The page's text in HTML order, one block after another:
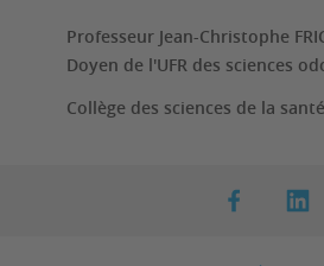
Professeur Jean-Christophe
Doyen de l'UFR des sciences
Collège des sciences de la santé